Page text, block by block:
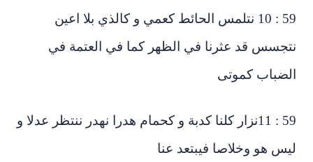
59 : 10 نتلمس الحائط كعمي و كالذي بلا اعين
قد عثرنا في الظهر كما في العتمة في
كموتى
59 : 11نزار كلنا كدبة و كحمام هدرا نهدر ننتظر عدلا و
هو وخلاصا فيبتعد عنا